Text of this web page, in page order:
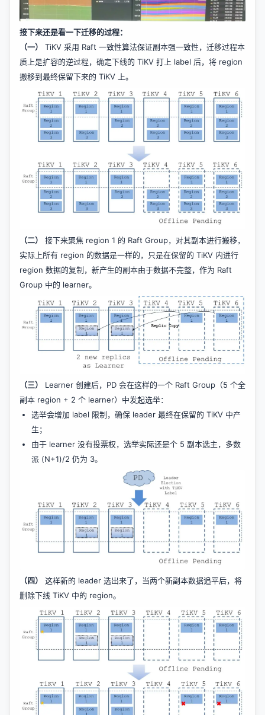
接下来还是看一下迁移的过程：
（一）
TiKV 采用 Raft 一致性算法保证副本强一致性，迁移过程本
质上是扩容的逆过程，确定下线的 TiKV 打上 label 后，将 region
搬移到最终保留下来的 TiKV 上。
（二）
接下来聚焦 region 1 的 Raft Group，对其副本进行搬移，
实际上所有 region 的数据是一样的，只是在保留的 TiKV 内进行
region 数据的复制，新产生的副本由于数据不完整，作为 Raft
Group 中的 learner。
（三）
Learner 创建后，PD 会在这样的一个 Raft Group（5 个全
副本 region + 2 个 learner）中发起选举：
选举会增加 label 限制，确保 leader 最终在保留的 TiKV 中产
生；
由于 learner 没有投票权，选举实际还是个 5 副本选主，多数
派 (N+1)/2 仍为 3。
（四）
这样新的 leader 选出来了，当两个新副本数据追平后，将
删除下线 TiKV 中的 region。